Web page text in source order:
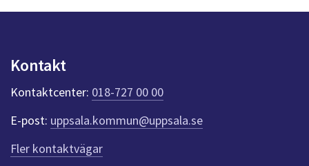
n
k
t
e
r
f
ö
r
Kontakt
Kontaktcenter: 018-727 00 00
E-post: uppsala.kommun@uppsala.se
Fler kontaktvägar